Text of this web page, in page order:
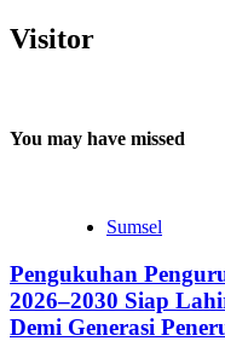
Visitor
You may have missed
Sumsel
Pengukuhan
2026–2030 Siap
Demi Generasi